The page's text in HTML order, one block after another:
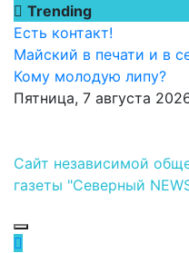
Перейти
содержимому
Trending
Есть контакт!
Майский в печати и в
Кому молодую липу?
Пятница, 7 августа
Сайт независимой
газеты "Северный